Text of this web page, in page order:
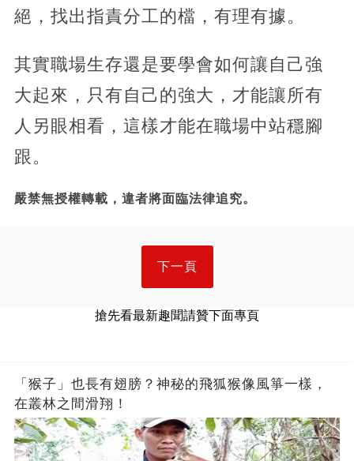
絕，找出指責分工的檔，有理有據。
其實職場生存還是要學會如何讓自己強
大起來，只有自己的強大，才能讓所有
人另眼相看，這樣才能在職場中站穩腳
跟。
嚴禁無授權轉載，違者將面臨法律追究。
下一頁
搶先看最新趣聞請贊下面專頁
「猴子」也長有翅膀？神秘的飛狐猴像風箏一樣，
在叢林之間滑翔！